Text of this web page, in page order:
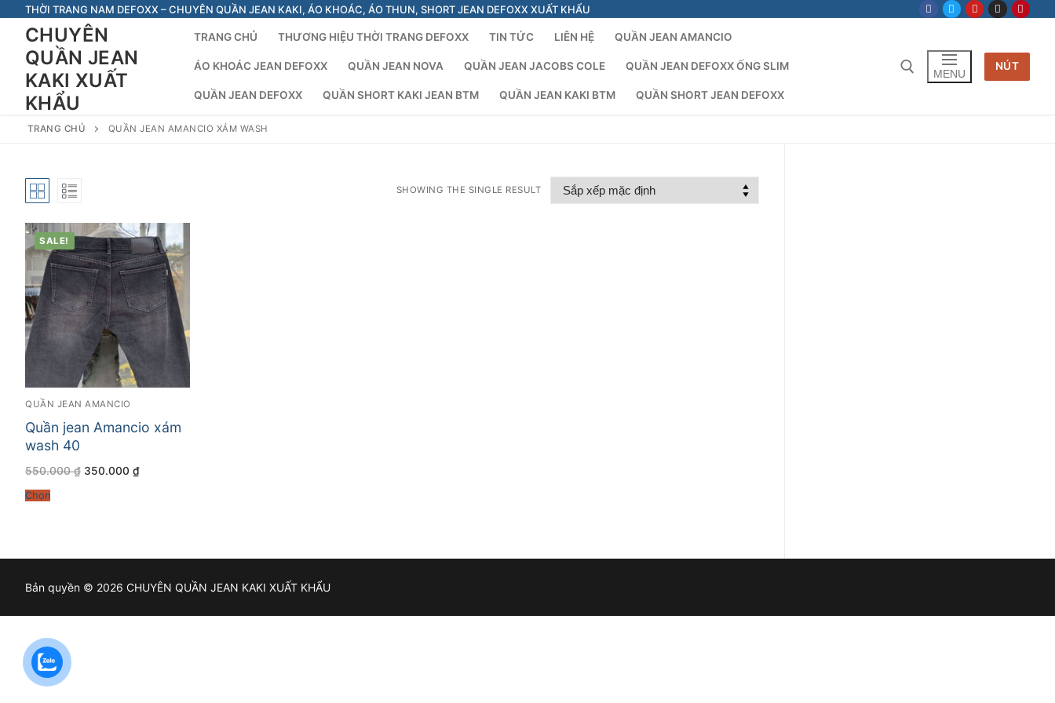
Chuyển
dung
THỜI TRANG NAM DEFOXX – CHUYÊN QUẦN JEAN KAKI, ÁO KHOÁC, ÁO THUN, SHORT JEAN DEFOXX XUẤT KHẨU
CHUYÊN
QUẦN JEAN
KAKI XUẤT
KHẨU
TRANG CHỦ THƯƠNG HIỆU THỜI TRANG DEFOXX TIN TỨC LIÊN HỆ QUẦN JEAN AMANCIO
ÁO KHOÁC JEAN DEFOXX QUẦN JEAN NOVA QUẦN JEAN JACOBS COLE QUẦN JEAN DEFOXX ỐNG SLIM
QUẦN JEAN DEFOXX QUẦN SHORT KAKI JEAN BTM QUẦN JEAN KAKI BTM QUẦN SHORT JEAN DEFOXX
MENU
NÚT
TRANG CHỦ QUẦN JEAN AMANCIO XÁM WASH
SHOWING THE SINGLE RESULT
SALE!
QUẦN JEAN AMANCIO
Quần jean Amancio xám
wash 40
550.000₫ Giá
gốc
350.000 ₫Giá
Chọn
Bản quyền © 2026 CHUYÊN QUẦN JEAN KAKI XUẤT KHẨU